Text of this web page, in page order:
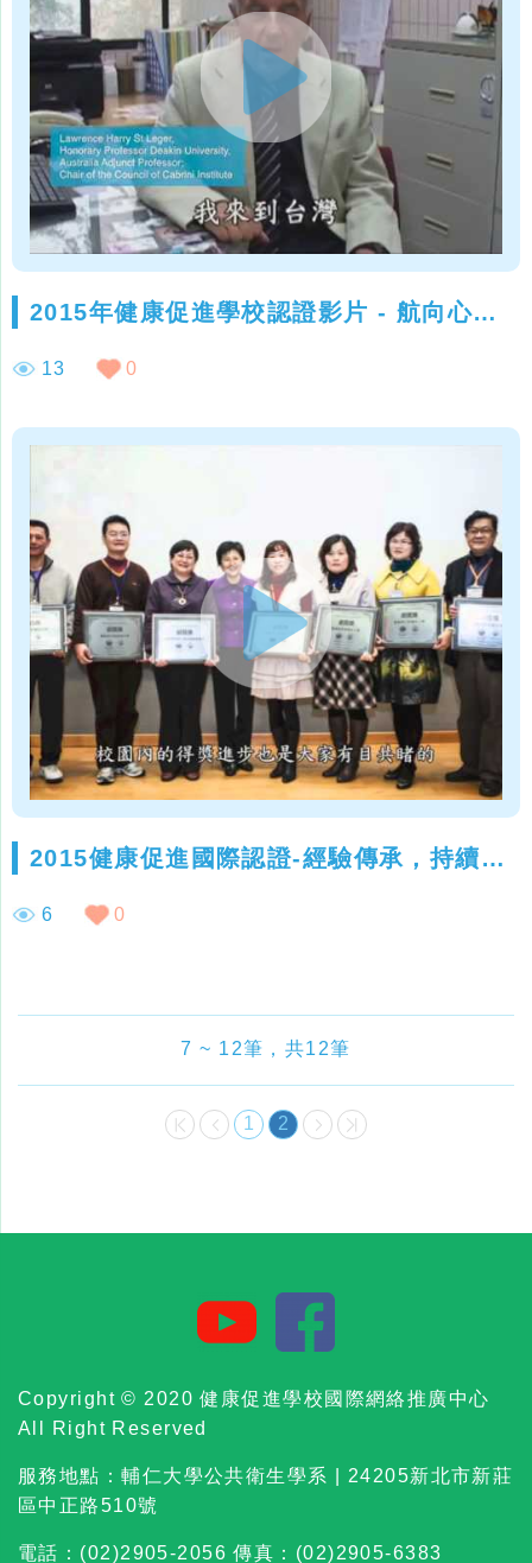
2015年健康促進學校認證影片 - 航向心未來
13 0
2015健康促進國際認證-經驗傳承，持續增能
6 0
7 ~ 12筆，共12筆
1 2
Copyright © 2020 健康促進學校國際網絡推廣中心
All Right Reserved
服務地點：輔仁大學公共衛生學系 | 24205新北市新莊
區中正路510號
電話：(02)2905-2056 傳真：(02)2905-6383